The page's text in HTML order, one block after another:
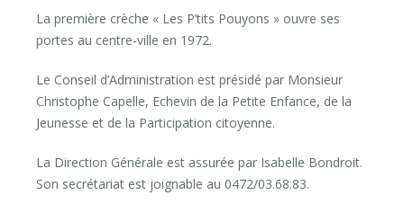
La première crèche « Les P’tits Pouyons » ouvre ses
portes au centre-ville en 1972.
Le Conseil d’Administration est présidé par Monsieur
Christophe Capelle, Echevin de la Petite Enfance, de la
Jeunesse et de la Participation citoyenne.
La Direction Générale est assurée par Isabelle Bondroit.
Son secrétariat est joignable au 0472/03.68.83.